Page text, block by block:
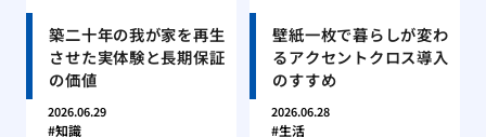
築二十年の我が家を再生
させた実体験と長期保証
の価値
2026.06.29
知識
壁紙一枚で暮らしが変わ
るアクセントクロス導入
のすすめ
2026.06.28
生活